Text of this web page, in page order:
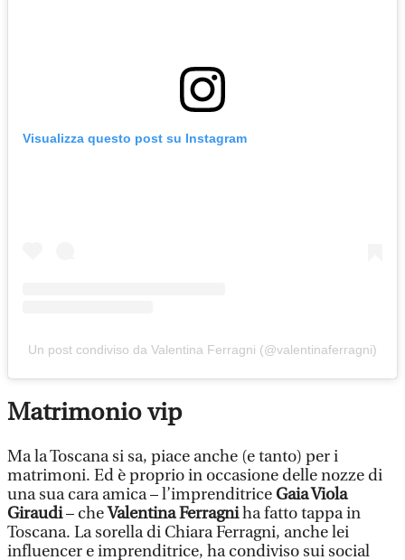
Visualizza questo post su Instagram
Un post condiviso da Valentina Ferragni (@valentinaferragni)
Matrimonio vip
Ma la Toscana si sa, piace anche (e tanto) per i
matrimoni. Ed è proprio in occasione delle nozze di
una sua cara amica – l’imprenditriceGaia Viola
Giraudi– cheValentina Ferragniha fatto tappa in
Toscana. La sorella di Chiara Ferragni, anche lei
influencer e imprenditrice, ha condiviso sui social